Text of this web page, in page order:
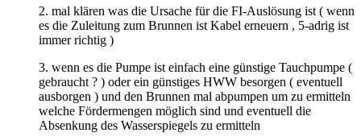
2. mal klären was die Ursache für die FI-Auslösung ist ( wenn
es die Zuleitung zum Brunnen ist Kabel erneuern , 5-adrig ist
immer richtig )
3. wenn es die Pumpe ist einfach eine günstige Tauchpumpe (
gebraucht ? ) oder ein günstiges HWW besorgen ( eventuell
ausborgen ) und den Brunnen mal abpumpen um zu ermitteln
welche Fördermengen möglich sind und eventuell die
Absenkung des Wasserspiegels zu ermitteln